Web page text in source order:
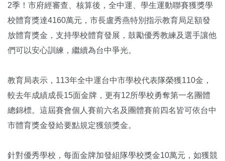
2季！市府經審查、核算後，全中運、學生運動聯賽獲獎學
校體育獎達4160萬元，市長盧秀燕特別指示教育局足額發
放體育獎金，支持學校體育發展，鼓勵優秀教練及選手讓他
們可以安心訓練，繼續為台中爭光。
教育局表示，113年全中運台中市學校代表隊榮獲110金，
較去年成績成長15面金牌，更有12所學校勇奪第一名團體
總錦標。這屆賽會個人賽前六名及團體賽前四名皆可依台中
市體育獎金發給要點規定獲頒獎金。
針對優秀學校，每面金牌加發組隊學校獎金10萬元，如獲競